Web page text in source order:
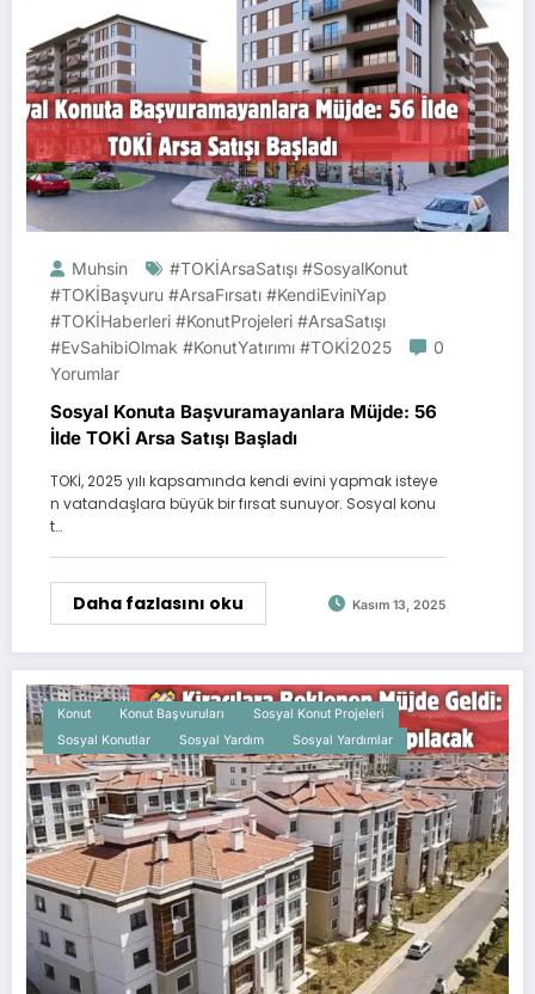
Muhsin
#TOKİArsaSatışı #SosyalKonut
#TOKİBaşvuru #ArsaFırsatı #KendiEviniYap
#TOKİHaberleri #KonutProjeleri #ArsaSatışı
#EvSahibiOlmak #KonutYatırımı #TOKİ2025
0
Yorumlar
Sosyal Konuta Başvuramayanlara Müjde: 56
İlde TOKİ Arsa Satışı Başladı
TOKİ, 2025 yılı kapsamında kendi evini yapmak isteye
n vatandaşlara büyük bir fırsat sunuyor. Sosyal konu
t…
Daha fazlasını oku Kasım 13, 2025
Konut Konut Başvuruları
Sosyal Konut Projeleri
Sosyal Konutlar
Sosyal Yardım Sosyal Yardımlar